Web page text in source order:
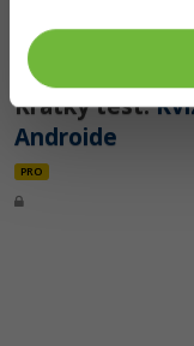
Krátký test:
Androide
PRO